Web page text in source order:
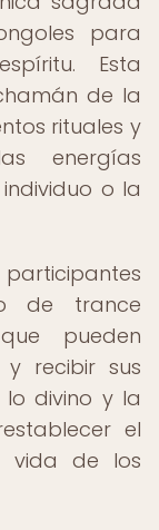
para
Esta
de la
rituales y
energías
o la
participantes
de trance
pueden
y recibir sus
lo divino y la
el
vida de los